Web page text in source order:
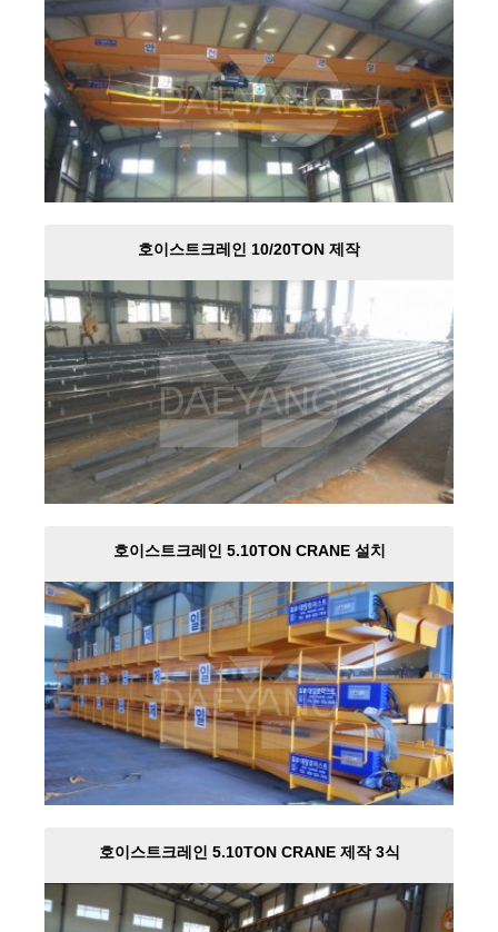
호이스트크레인 10/20TON 제작
호이스트크레인 5.10TON CRANE 설치
호이스트크레인 5.10TON CRANE 제작 3식